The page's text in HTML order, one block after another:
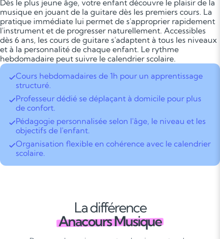
Dès le plus jeune âge, votre enfant découvre le plaisir de la
musique en jouant de la guitare dès les premiers cours. La
pratique immédiate lui permet de s'approprier rapidement
l'instrument et de progresser naturellement. Accessibles
dès 6 ans, les cours de guitare s'adaptent à tous les niveaux
et à la personnalité de chaque enfant. Le rythme
hebdomadaire peut suivre le calendrier scolaire.
Cours hebdomadaires de 1h pour un apprentissage
structuré.
Professeur dédié se déplaçant à domicile pour plus
de confort.
Pédagogie personnalisée selon l'âge, le niveau et les
objectifs de l'enfant.
Organisation flexible en cohérence avec le calendrier
scolaire.
La différence
Anacours Musique